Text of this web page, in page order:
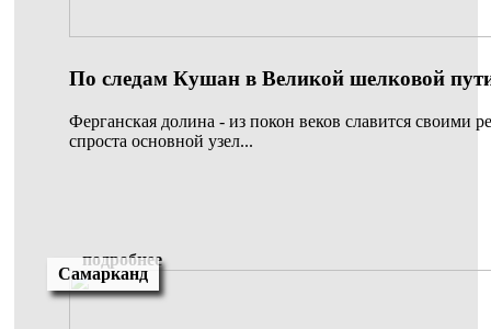
По следам Кушан в Великой шелковой
Ферганская долина - из покон веков славится своими
спроста основной узел...
подробнее
Самарканд